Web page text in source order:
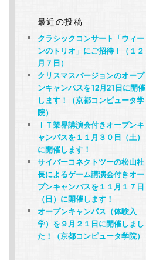
最近の投稿
クラシックコンサート「ウィー
ンのトリオ」にご招待！（１２
月７日）
クリスマスバージョンのオープ
ンキャンパスを12月21日に開催
します！（京都コンピュータ学
院）
ＩＴ業界講演会付きオープンキ
ャンパスを１１月３０日（土）
に開催します！
サイバーコネクトツーの松山社
長によるゲーム講演会付きオー
プンキャンパスを１１月１７日
（日）に開催します！
オープンキャンパス（体験入
学）を９月２１日に開催しまし
た！（京都コンピュータ学院）